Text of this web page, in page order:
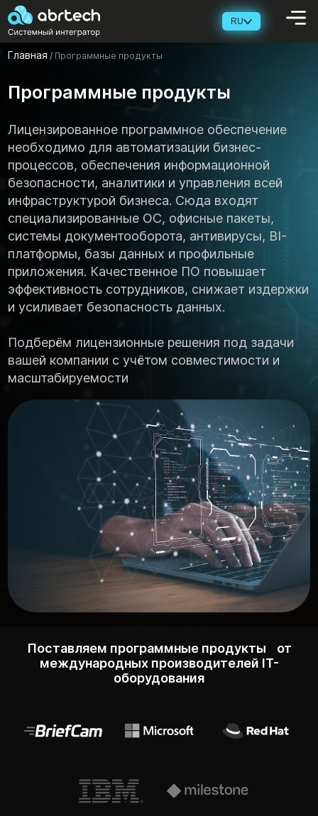
RU
Главная / Программные продукты
Программные продукты
Лицензированное программное обеспечение
необходимо для автоматизации бизнес-
процессов, обеспечения информационной
безопасности, аналитики и управления всей
инфраструктурой бизнеса. Сюда входят
специализированные ОС, офисные пакеты,
системы документооборота, антивирусы, BI-
платформы, базы данных и профильные
приложения. Качественное ПО повышает
эффективность сотрудников, снижает издержки
и усиливает безопасность данных.
Подберём лицензионные решения под задачи
вашей компании с учётом совместимости и
масштабируемости
Поставляем программные продукты от
международных производителей IT-
оборудования